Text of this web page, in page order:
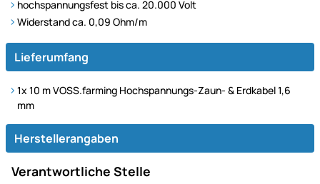
hochspannungsfest bis ca. 20.000 Volt
Widerstand ca. 0,09 Ohm/m
Lieferumfang
1x 10 m VOSS.farming Hochspannungs-Zaun- & Erdkabel 1,6
mm
Herstellerangaben
Verantwortliche Stelle